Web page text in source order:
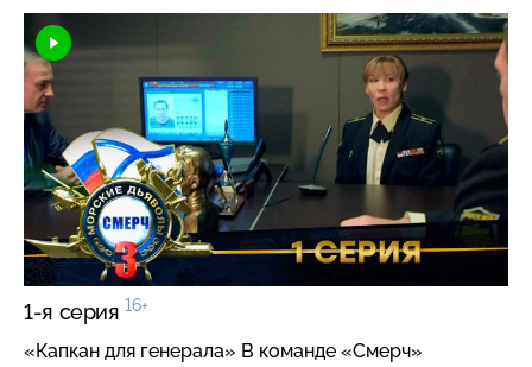
1-я серия 16+
«Капкан для генерала» В команде «Смерч»